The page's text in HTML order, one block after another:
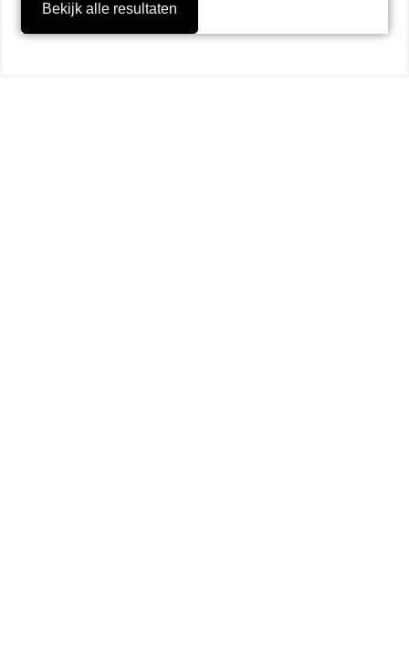
Bekijk alle resultaten